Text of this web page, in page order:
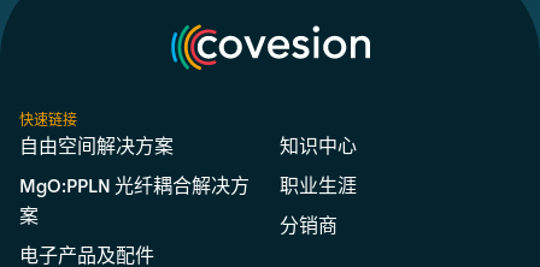
快速链接
自由空间解决方案
MgO:PPLN 光纤耦合解决方
案
电子产品及配件
知识中心
职业生涯
分销商